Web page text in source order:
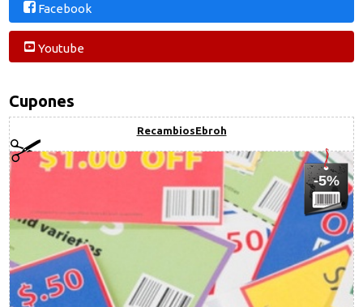
Facebook
Youtube
Cupones
RecambiosEbroh
-5%